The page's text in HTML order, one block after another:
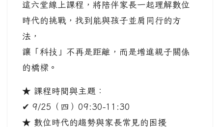
這六堂線上課程，將陪伴家長一起理解數位
時代的挑戰，找到能與孩子並肩同行的方
法，
讓「科技」不再是距離，而是增進親子關係
的橋樑。
★ 課程時間與主題：
✔ 9/25（四）09:30-11:30
★ 數位時代的趨勢與家長常見的困擾